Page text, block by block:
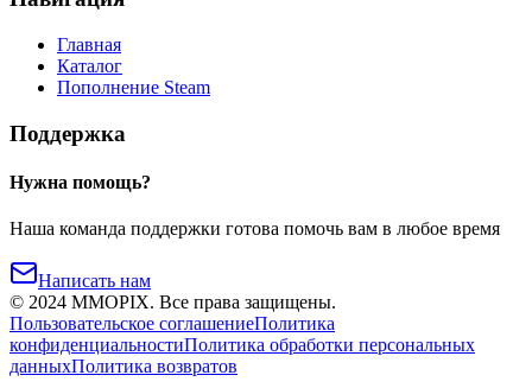
Главная
Каталог
Пополнение Steam
Поддержка
Нужна помощь?
Наша команда поддержки готова помочь вам в любое время
Написать нам
© 2024 MMOPIX. Все права защищены.
Пользовательское соглашениеПолитика
конфиденциальностиПолитика обработки персональных
данныхПолитика возвратов